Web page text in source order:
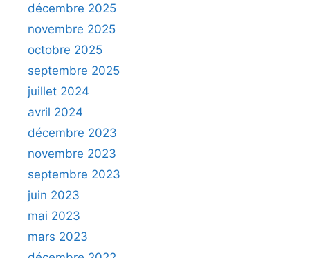
décembre 2025
novembre 2025
octobre 2025
septembre 2025
juillet 2024
avril 2024
décembre 2023
novembre 2023
septembre 2023
juin 2023
mai 2023
mars 2023